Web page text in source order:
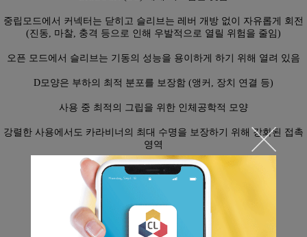
중립모드에서 커넥터는 닫히고 슬리브는 레버 개방 없이 자유롭게 회전
(진동, 마찰, 충격 등으로 인해 우발적으로 열릴 위험을 줄임)
오픈 모드에서 슬리브는 기동의 성능을 용이하게 하기 위해 열려 있음
D모양은 부하의 최적 분포를 보장함 (앵커, 장치 연결 등)
사용 중 최적의 그립을 위한 인체공학적 모양
강렬한 사용에서도 카라비너의 최대 수명을 보장하기 위해 강화된 접촉
영역